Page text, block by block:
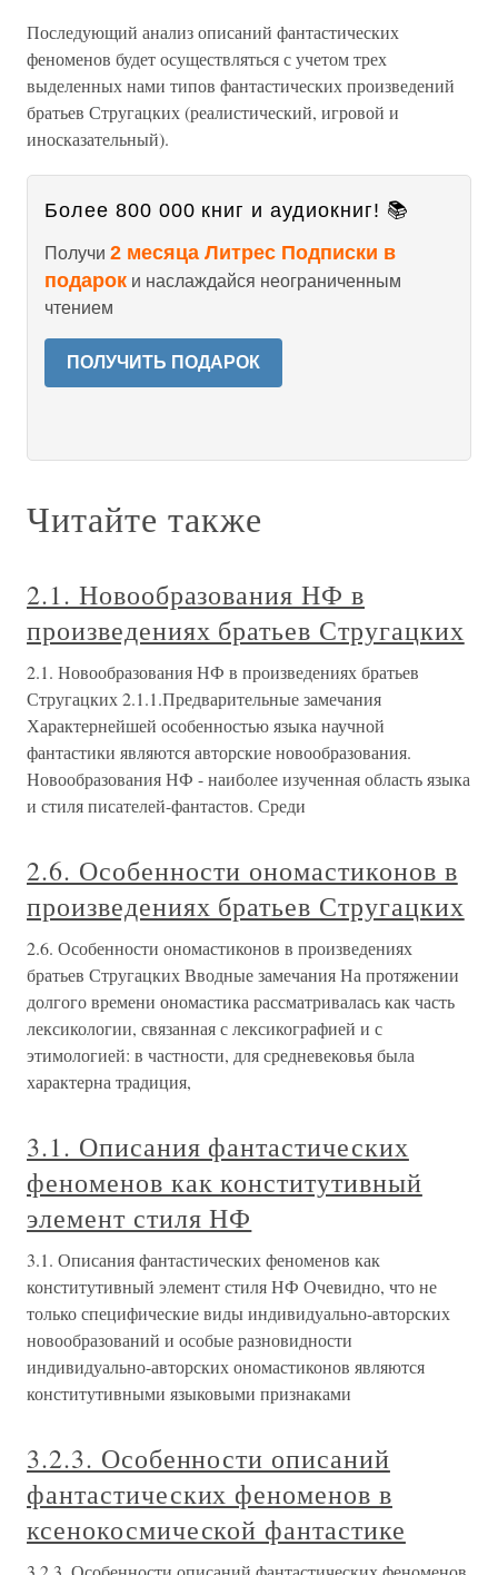
Последующий анализ описаний фантастических
феноменов будет осуществляться с учетом трех
выделенных нами типов фантастических произведений
братьев Стругацких (реалистический, игровой и
иносказательный).
Более 800 000 книг и аудиокниг! 📚
Получи 2 месяца Литрес Подписки в
подарок и наслаждайся неограниченным
чтением
ПОЛУЧИТЬ ПОДАРОК
Читайте также
2.1. Новообразования НФ в
произведениях братьев Стругацких
2.1. Новообразования НФ в произведениях братьев
Стругацких 2.1.1.Предварительные замечания
Характернейшей особенностью языка научной
фантастики являются авторские новообразования.
Новообразования НФ - наиболее изученная область языка
и стиля писателей-фантастов. Среди
2.6. Особенности ономастиконов в
произведениях братьев Стругацких
2.6. Особенности ономастиконов в произведениях
братьев Стругацких Вводные замечания На протяжении
долгого времени ономастика рассматривалась как часть
лексикологии, связанная с лексикографией и с
этимологией: в частности, для средневековья была
характерна традиция,
3.1. Описания фантастических
феноменов как конститутивный
элемент стиля НФ
3.1. Описания фантастических феноменов как
конститутивный элемент стиля НФ Очевидно, что не
только специфические виды индивидуально-авторских
новообразований и особые разновидности
индивидуально-авторских ономастиконов являются
конститутивными языковыми признаками
3.2.3. Особенности описаний
фантастических феноменов в
ксенокосмической фантастике